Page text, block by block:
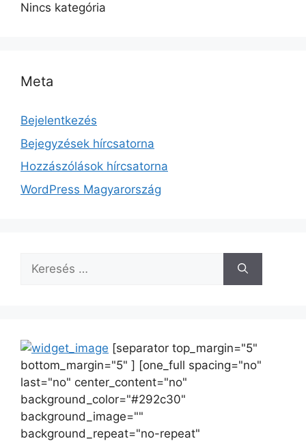
Nincs kategória
Meta
Bejelentkezés
Bejegyzések hírcsatorna
Hozzászólások hírcsatorna
WordPress Magyarország
[separator top_margin="5"
bottom_margin="5" ] [one_full spacing="no"
last="no" center_content="no"
background_color="#292c30"
background_image=""
background_repeat="no-repeat"